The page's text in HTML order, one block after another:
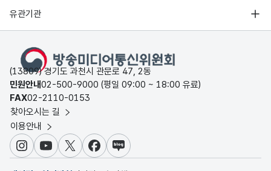
유관기관
(13809) 경기도 과천시 관문로 47, 2동
민원안내02-500-9000 (평일 09:00 ~ 18:00 유료)
FAX02-2110-0153
찾아오시는 길
이용안내
인스타그램
유튜브X 페이스북
블로그